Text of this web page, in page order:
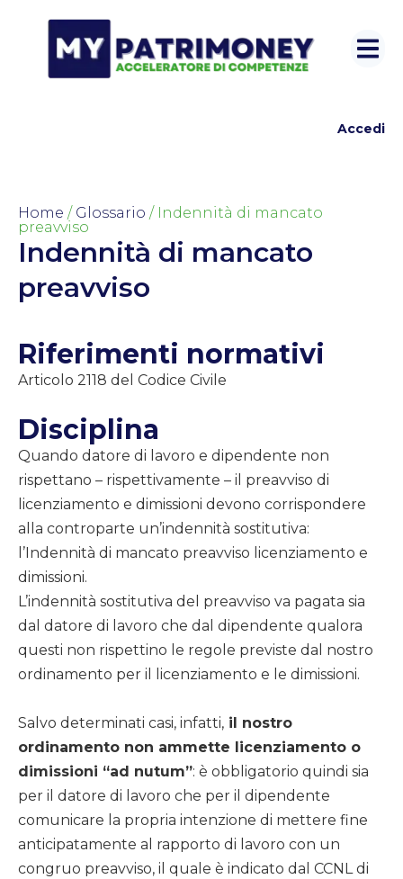
Accedi
Home / Glossario / Indennità di mancato
preavviso
Indennità di mancato
preavviso
Riferimenti normativi
Articolo 2118 del Codice Civile
Disciplina
Quando datore di lavoro e dipendente non
rispettano – rispettivamente – il preavviso di
licenziamento e dimissioni devono corrispondere
alla controparte un’indennità sostitutiva:
l’Indennità di mancato preavviso licenziamento e
dimissioni.
L’indennità sostitutiva del preavviso va pagata sia
dal datore di lavoro che dal dipendente qualora
questi non rispettino le regole previste dal nostro
ordinamento per il licenziamento e le dimissioni.
Salvo determinati casi, infatti, il nostro
ordinamento non ammette licenziamento o
dimissioni “ad nutum”: è obbligatorio quindi sia
per il datore di lavoro che per il dipendente
comunicare la propria intenzione di mettere fine
anticipatamente al rapporto di lavoro con un
congruo preavviso, il quale è indicato dal CCNL di